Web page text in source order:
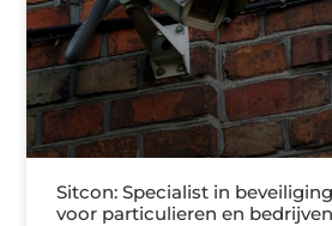
Sitcon: Specialist in
voor particulieren en bedrijven